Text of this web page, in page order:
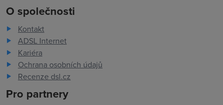
O společnosti
Kontakt
ADSL Internet
Kariéra
Ochrana osobních údajů
Recenze dsl.cz
Pro partnery